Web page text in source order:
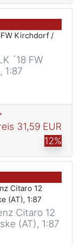
´18 FW
1:87
31,59 EUR
12%
Citaro 12
(AT), 1:87